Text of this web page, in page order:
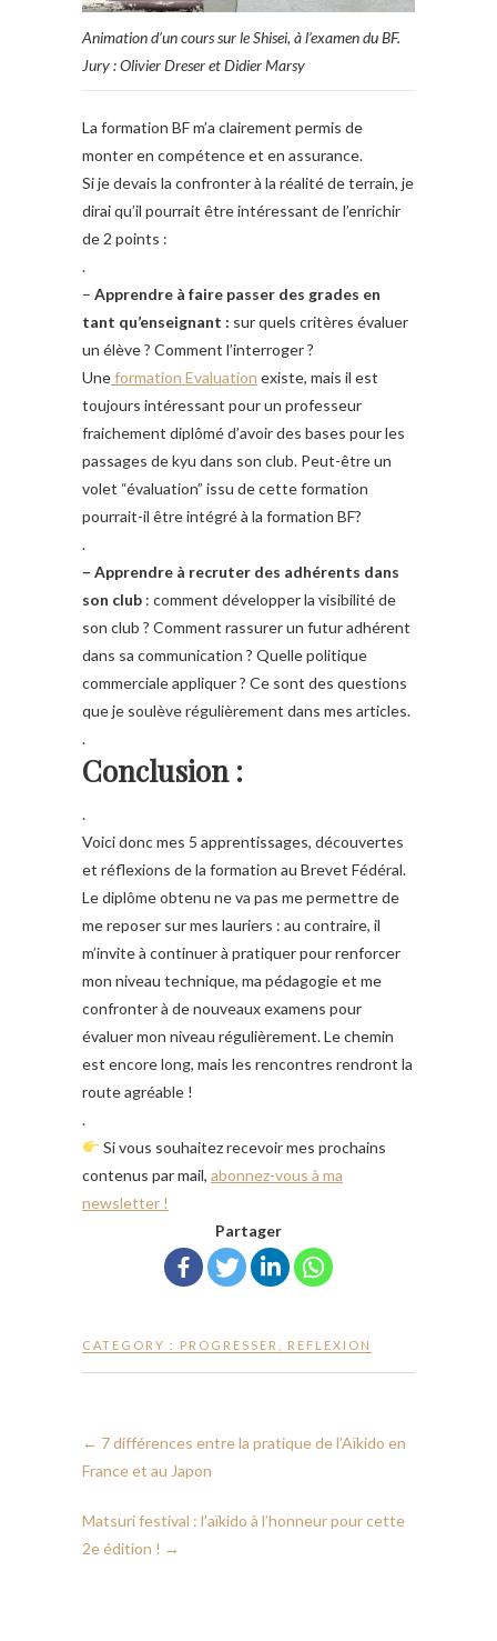
Animation d’un cours sur le Shisei, à l’examen du BF.
Jury : Olivier Dreser et Didier Marsy
La formation BF m’a clairement permis de
monter en compétence et en assurance.
Si je devais la confronter à la réalité de terrain, je
dirai qu’il pourrait être intéressant de l’enrichir
de 2 points :
.
– Apprendre à faire passer des grades en
tant qu’enseignant : sur quels critères évaluer
un élève ? Comment l’interroger ?
Uneformation Evaluation existe, mais il est
toujours intéressant pour un professeur
fraichement diplômé d’avoir des bases pour les
passages de kyu dans son club. Peut-être un
volet “évaluation” issu de cette formation
pourrait-il être intégré à la formation BF?
.
– Apprendre à recruter des adhérents dans
son club : comment développer la visibilité de
son club ? Comment rassurer un futur adhérent
dans sa communication ? Quelle politique
commerciale appliquer ? Ce sont des questions
que je soulève régulièrement dans mes articles.
.
Conclusion :
.
Voici donc mes 5 apprentissages, découvertes
et réflexions de la formation au Brevet Fédéral.
Le diplôme obtenu ne va pas me permettre de
me reposer sur mes lauriers : au contraire, il
m’invite à continuer à pratiquer pour renforcer
mon niveau technique, ma pédagogie et me
confronter à de nouveaux examens pour
évaluer mon niveau régulièrement. Le chemin
est encore long, mais les rencontres rendront la
route agréable !
.
Si vous souhaitez recevoir mes prochains
contenus par mail, abonnez-vous à ma
newsletter !
Partager
CATEGORY : PROGRESSER REFLEXION
← 7 différences entre la pratique de l’Aïkido en
France et au Japon
Matsuri festival : l’aïkido à l’honneur pour cette
2e édition ! →